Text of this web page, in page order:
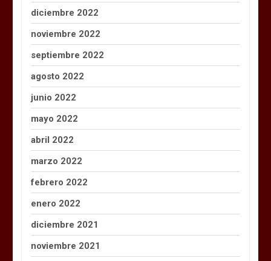
diciembre 2022
noviembre 2022
septiembre 2022
agosto 2022
junio 2022
mayo 2022
abril 2022
marzo 2022
febrero 2022
enero 2022
diciembre 2021
noviembre 2021